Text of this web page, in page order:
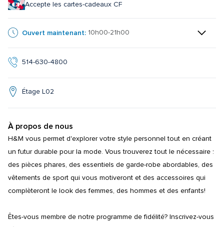
Accepte les cartes-cadeaux CF
Ouvert maintenant: 10h00-21h00
514-630-4800
Étage L02
À propos de nous
H&M vous permet d'explorer votre style personnel tout en créant
un futur durable pour la mode. Vous trouverez tout le nécessaire :
des pièces phares, des essentiels de garde-robe abordables, des
vêtements de sport qui vous motiveront et des accessoires qui
complèteront le look des femmes, des hommes et des enfants!
Êtes-vous membre de notre programme de fidélité? Inscrivez-vous